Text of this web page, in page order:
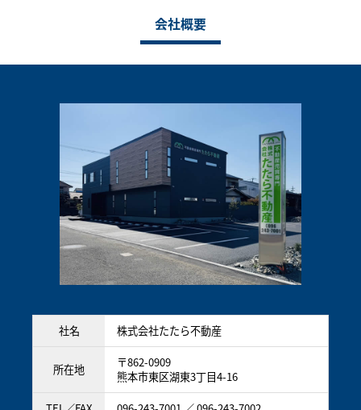
会社概要
社名 株式会社たたら不動産
所在地
〒862-0909
熊本市東区湖東3丁目4-16